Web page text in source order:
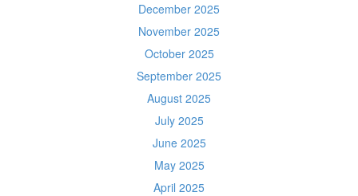
December 2025
November 2025
October 2025
September 2025
August 2025
July 2025
June 2025
May 2025
April 2025